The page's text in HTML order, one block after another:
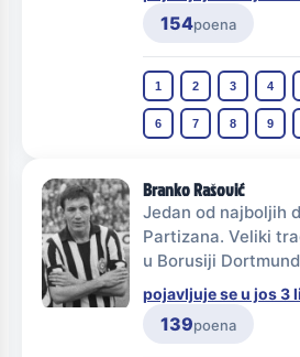
154poena
1 2 3 4
6 7 8 9
Branko Rašović
Jedan od najboljih
Partizana. Veliki
u Borusiji
pojavljuje se u jos 3
139poena